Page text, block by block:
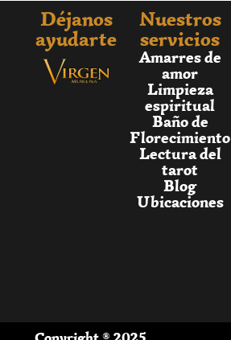
Déjanos
ayudarte
Nuestros
servicios
Amarres de
amor
Limpieza
espiritual
Baño de
Florecimiento
Lectura del
tarot
Blog
Ubicaciones